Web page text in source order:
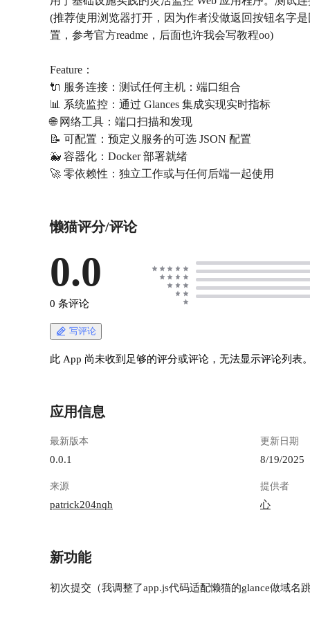
(推荐使用浏览器打开，因为作者没做返回按钮名字
置，参考官方readme，后面也许我会写教程oo)
Feature：
🔌 服务连接：测试任何主机：端口组合
📊 系统监控：通过 Glances 集成实现实时指标
🌐 网络工具：端口扫描和发现
📝 可配置：预定义服务的可选 JSON 配置
🐳 容器化：Docker 部署就绪
🚀 零依赖性：独立工作或与任何后端一起使用
懒猫评分/评论
0.0
0 条评论
写评论
此 App 尚未收到足够的评分或评论，无法显示评论列表
应用信息
最新版本
0.0.1
更新日期
8/19/2025
来源
patrick204nqh
提供者
心
新功能
初次提交（我调整了app.js代码适配懒猫的glance做域名